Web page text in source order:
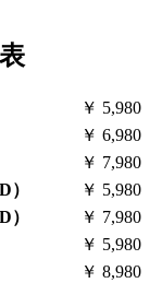
￥ 5,980
￥ 6,980
￥ 7,980
）
￥ 5,980
）
￥ 7,980
￥ 5,980
￥ 8,980